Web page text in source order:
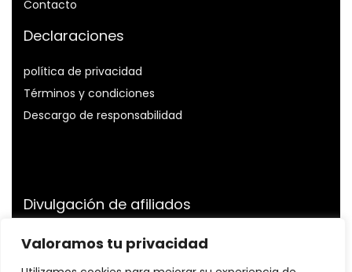
Valoramos tu privacidad
Contacto
Declaraciones
política de privacidad
Términos y condiciones
Descargo de responsabilidad
Divulgación de afiliados
Divulgación:Somos participantes del Programa de
Asociados de Amazon Services LLC, un programa de